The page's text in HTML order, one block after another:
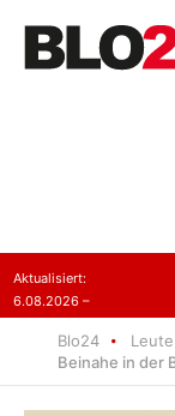
Aktualisiert:
6.08.2026 –
Blo24
Leute
Beinahe in der